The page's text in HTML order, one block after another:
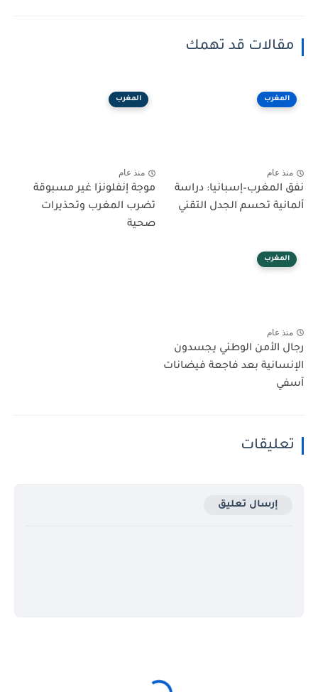
مقالات قد تهمك
المغرب
منذ عام
نفق المغرب–إسبانيا: دراسة
ألمانية تحسم الجدل التقني
المغرب
منذ عام
موجة إنفلونزا غير مسبوقة
تضرب المغرب وتحذيرات
صحية
المغرب
منذ عام
رجال الأمن الوطني يجسدون
الإنسانية بعد فاجعة فيضانات
آسفي
تعليقات
إرسال تعليق